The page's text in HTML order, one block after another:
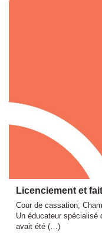
Licenciement et
Cour de cassation,
Un éducateur spécialisé
avait été (…)